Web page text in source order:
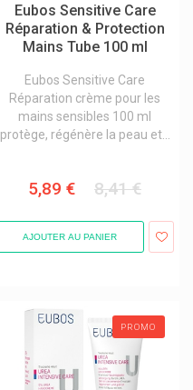
Eubos Sensitive Care
Réparation & Protection
Mains Tube 100 ml
Eubos Sensitive Care
Réparation crème pour les
mains sensibles 100 ml
protège, régénère la peau et...
5,89 € 8,41 €
AJOUTER AU PANIER
PROMO